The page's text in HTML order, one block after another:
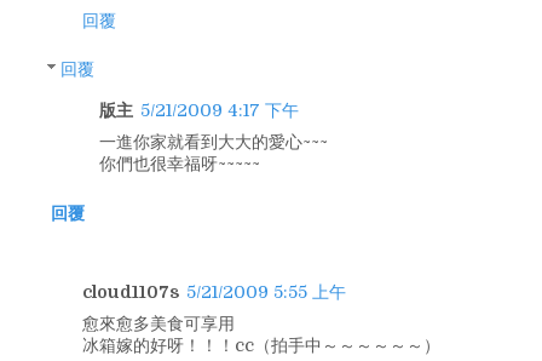
回覆
回覆
版主 5/21/2009 4:17 下午
一進你家就看到大大的愛心~~~
你們也很幸福呀~~~~~
回覆
cloud1107s 5/21/2009 5:55 上午
愈來愈多美食可享用
冰箱嫁的好呀！！！cc（拍手中～～～～～～）